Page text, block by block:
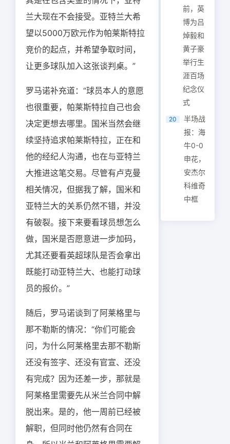
兰大现在不会接受。亚特兰大希
望以5000万欧元作为帕莱斯特拉
竞价的起点，并希望争取时间，
让更多球队加入这张谈判桌。”
罗马诺补充道：“球员本人的意愿
也很重要，帕莱斯特拉自己也会
决定更想去哪里。国米当然会继
续坚持追求帕莱斯特拉，正在和
他的经纪人沟通，也在与亚特兰
大推进这笔交易。尽管有卢克曼
相关情况，但据我了解，国米和
亚特兰大的关系仍然不错，并没
有破裂。接下来要看球员想怎么
做，国米是否愿意进一步加码，
尤其还要看英超球队是否会拿出
既能打动亚特兰大、也能打动球
员的报价。”
随后，罗马诺谈到了阿莱格里与
那不勒斯的情况：“你们可能会
问，为什么阿莱格里去那不勒斯
还没有签字、还没有官宣、还没
有完成？因为还差一步，那就是
阿莱格里需要先从米兰合同中解
脱出来。是的，他一周前已经被
解职，但同时他仍然有合同在
前，英
博为吕
焯毅和
黄子豪
举行生
涯百场
纪念仪
式
20
半场战
报：海
牛0-0
申花，
安杰尔
科维奇
中框